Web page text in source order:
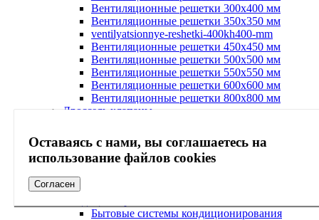
Оставаясь с нами, вы соглашаетесь на
использование файлов cookies
Согласен
Вентиляционные решетки 300х400 мм
Вентиляционные решетки 350х350 мм
ventilyatsionnye-reshetki-400kh400-mm
Вентиляционные решетки 450х450 мм
Вентиляционные решетки 500х500 мм
Вентиляционные решетки 550х550 мм
Вентиляционные решетки 600х600 мм
Вентиляционные решетки 800х800 мм
Дроссель клапаны
Гибкие вставки
Воздушные клапаны
Вентиляционные диффузоры
Бытовые системы кондиционирования